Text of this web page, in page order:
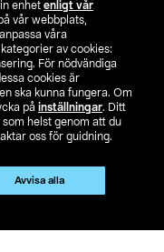
enhet enligt vår
vår webbplats,
våra
av cookies:
För nödvändiga
cookies är
ska kunna fungera. Om
på inställningar. Ditt
helst genom att du
oss för guidning.
Avvisa allaFör företag
moms